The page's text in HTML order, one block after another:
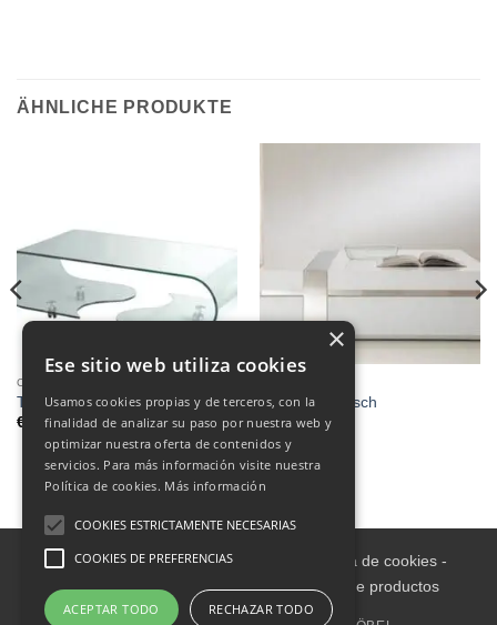
ÄHNLICHE PRODUKTE
COUCHTISCH
TABLE BASSE 120X60.
€
640.00
Steel,Couchtisch
€410.00
Aviso legal-Política de Privacidad Política de cookies-
Condiciones informativas sobre catálogo de productos
×
Ese sitio web utiliza cookies
Usamos cookies propias y de terceros, con la
finalidad de analizar su paso por nuestra web y
optimizar nuestra oferta de contenidos y
servicios. Para más información visite nuestra
Política de cookies. Más información
COOKIES ESTRICTAMENTE NECESARIAS
COOKIES DE PREFERENCIAS
ACEPTAR TODO RECHAZAR TODO